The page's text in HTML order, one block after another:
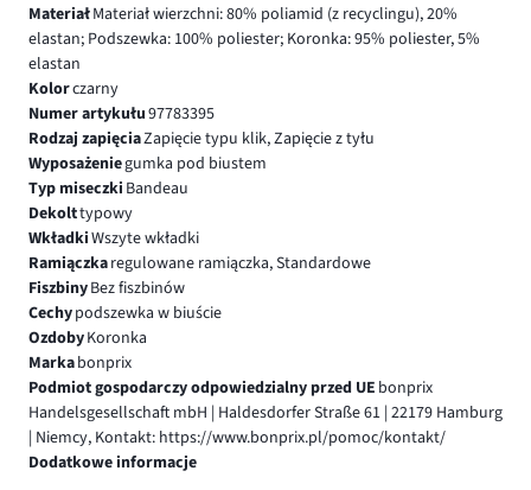
MateriałMateriał wierzchni: 80% poliamid (z recyclingu), 20%
elastan; Podszewka: 100% poliester; Koronka: 95% poliester, 5%
elastan
Kolorczarny
Numer artykułu97783395
Rodzaj zapięciaZapięcie typu klik, Zapięcie z tyłu
Wyposażeniegumka pod biustem
Typ miseczki Bandeau
Dekolttypowy
WkładkiWszyte wkładki
Ramiączkaregulowane ramiączka, Standardowe
FiszbinyBez fiszbinów
Cechypodszewka w biuście
OzdobyKoronka
Markabonprix
Podmiot gospodarczy odpowiedzialny przed UE bonprix
Handelsgesellschaft mbH | Haldesdorfer Straße 61 | 22179 Hamburg
| Niemcy, Kontakt: https://www.bonprix.pl/pomoc/kontakt/
Dodatkowe informacje